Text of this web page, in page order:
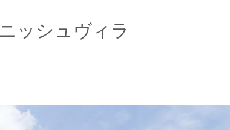
ッシュヴィラ